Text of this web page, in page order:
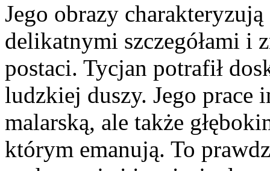
Jego obrazy
delikatnymi szczegółami i
postaci. Tycjan potrafił‍
ludzkiej duszy. Jego
malarską, ale także
którym emanują. To